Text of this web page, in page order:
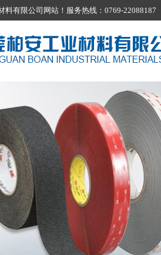
料有限公司网站！服务热线：0769-22088187